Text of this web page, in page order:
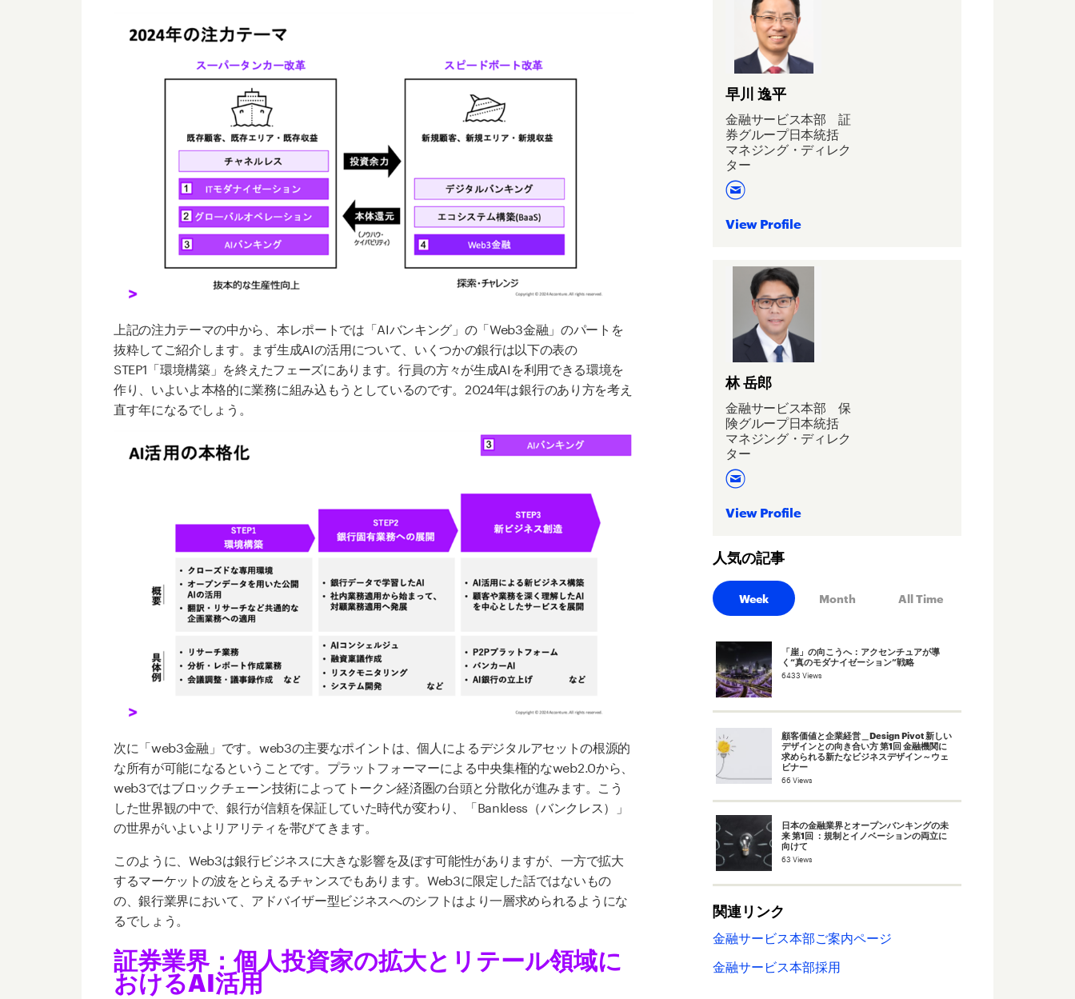
上記の注力テーマの中から、本レポートでは「AIバンキング」の「Web3金融」のパートを
抜粋してご紹介します。まず生成AIの活用について、いくつかの銀行は以下の表の
STEP1 「環境構築」を終えたフェーズにあります。行員の方々が生成AIを利用できる環境を
作り、いよいよ本格的に業務に組み込もうとしているのです。 2024年は銀行のあり方を考え
直す年になるでしょう。
次に「web3金融」です。 web3の主要なポイントは、個人によるデジタルアセットの根源的
な所有が可能になるということです。プラットフォーマーによる中央集権的なweb2.0から、
web3ではブロックチェーン技術によってトークン経済圏の台頭と分散化が進みます。こう
した世界観の中で、銀行が信頼を保証していた時代が変わり、「Bankless （バンクレス）」
の世界がいよいよリアリティを帯びてきます。
このように、Web3は銀行ビジネスに大きな影響を及ぼす可能性がありますが、一方で拡大
するマーケットの波をとらえるチャンスでもあります。 Web3に限定した話ではないもの
の、銀行業界において、アドバイザー型ビジネスへのシフトはより一層求められるようにな
るでしょう。
証券業界 ：個人投資家の拡大とリテール領域に
おけるAI活用
早川 逸平
金融サービス本部 証
券グループ日本統括
マネジング・ディレク
ター
View Profile
林 岳郎
金融サービス本部 保
険グループ日本統括
マネジング・ディレク
ター
View Profile
人気の記事
Week Month All Time
「崖」の向こうへ：アクセンチュアが導
く“真のモダナイゼーション”戦略
6433 Views
顧客価値と企業経営＿Design Pivot 新しい
デザインとの向き合い方 第1回 金融機関に
求められる新たなビジネスデザイン～ウェ
ビナー
66 Views
日本の金融業界とオープンバンキングの未
来 第1回 ：規制とイノベーションの両立に
向けて
63 Views
関連リンク
金融サービス本部ご案内ページ
金融サービス本部採用